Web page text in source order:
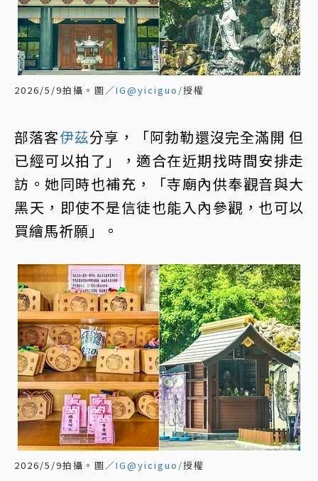
2026/5/9拍攝。圖／IG@yiciguo/授權
部落客伊茲分享，「阿勃勒還沒完全滿開 但
已經可以拍了」，適合在近期找時間安排走
訪。她同時也補充，「寺廟內供奉觀音與大
黑天，即使不是信徒也能入內參觀，也可以
買繪馬祈願」。
2026/5/9拍攝。圖／IG@yiciguo/授權